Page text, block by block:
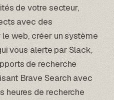
de votre secteur,
avec des
web, créer un système
vous alerte par Slack,
de recherche
Brave Search avec
heures de recherche